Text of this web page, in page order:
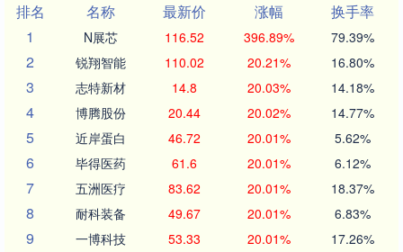
排名
名称 最新价 涨幅
换手率
1
N展芯 116.52 396.89% 79.39%
2 锐翔智能 110.02 20.21% 16.80%
3 志特新材 14.8 20.03% 14.18%
4 博腾股份 20.44 20.02% 14.77%
5 近岸蛋白 46.72 20.01% 5.62%
6 毕得医药 61.6 20.01% 6.12%
7 五洲医疗 83.62 20.01% 18.37%
8 耐科装备 49.67 20.01% 6.83%
9 一博科技 53.33 20.01% 17.26%